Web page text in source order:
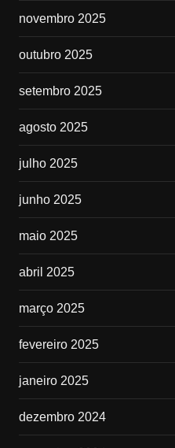
novembro 2025
outubro 2025
setembro 2025
agosto 2025
julho 2025
junho 2025
maio 2025
abril 2025
março 2025
fevereiro 2025
janeiro 2025
dezembro 2024